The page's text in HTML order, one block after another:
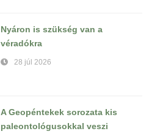
Nyáron is szükség van a
véradókra
28 júl 2026
A Geopéntekek sorozata kis
paleontológusokkal veszi